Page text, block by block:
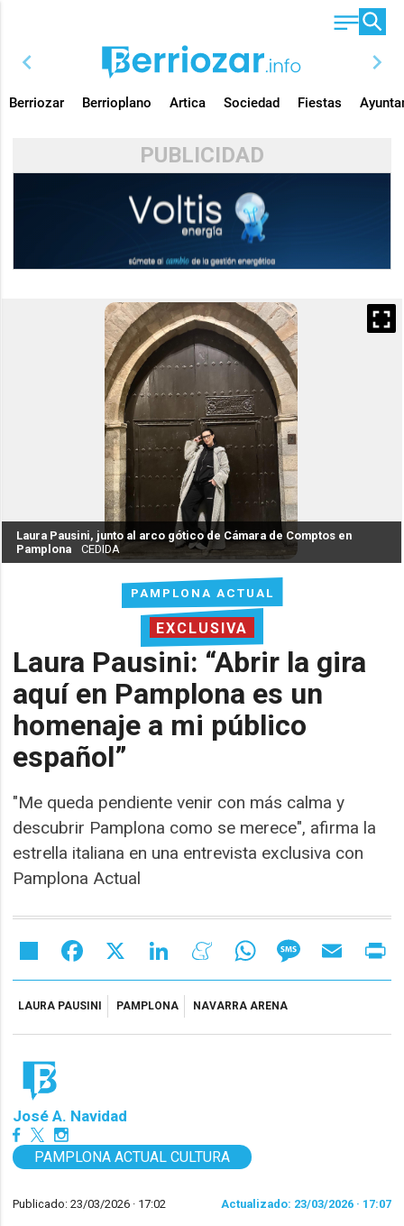
chevron_left chevron_right
Berriozar Berrioplano Artica Sociedad Fiestas
PUBLICIDAD
PAMPLONA ACTUAL
EXCLUSIVA
Laura Pausini: “Abrir la gira
aquí en Pamplona es un
homenaje a mi público
español”
"Me queda pendiente venir con más calma y
descubrir Pamplona como se merece", afirma la
estrella italiana en una entrevista exclusiva con
Pamplona Actual
Laura Pausini, junto al arco gótico de Cámara de Comptos en
Pamplona
CEDIDA
Share Facebook LinkedIn MeneameWhatsAppMessageEmail
LAURA PAUSINI PAMPLONA NAVARRA ARENA
José A. Navidad
PAMPLONA ACTUAL CULTURA
Publicado: 23/03/2026 · 17:02 Actualizado: 23/03/2026 · 17:07